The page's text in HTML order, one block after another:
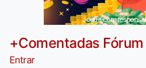
Jogue com
+Comentadas Fórum
Entrar